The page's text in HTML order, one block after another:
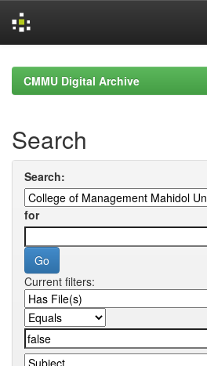
navigationCMMU Digital Archive
Search
Search:
for
Current filters: